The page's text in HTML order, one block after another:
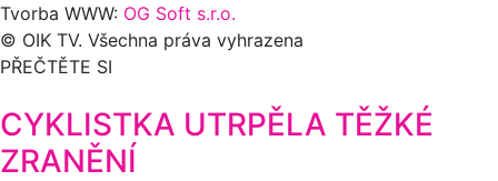
Tvorba WWW: OG Soft s.r.o.
© OIK TV. Všechna práva vyhrazena
PŘEČTĚTE SI
CYKLISTKA UTRPĚLA TĚŽKÉ
ZRANĚNÍ